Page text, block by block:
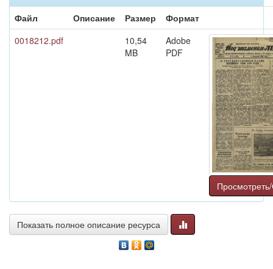
Файл
Описание Размер
Формат
0018212.pdf
10,54
MB
Adobe
PDF
Показать полное описание ресурса